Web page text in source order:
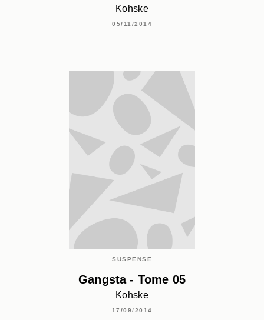
Kohske
05/11/2014
SUSPENSE
Gangsta - Tome 05
Kohske
17/09/2014